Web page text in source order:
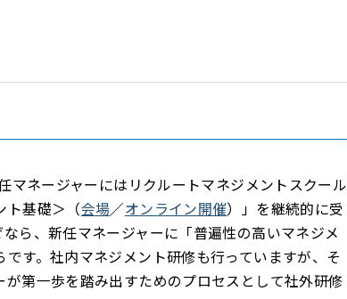
マネージャーにはリクルートマネジメントスクール
ト基礎＞（会場／オンライン開催）」を継続的に受
ら、新任マネージャーに「普遍性の高いマネジメ
す。社内マネジメント研修も行っていますが、そ
が第一歩を踏み出すためのプロセスとして社外研修